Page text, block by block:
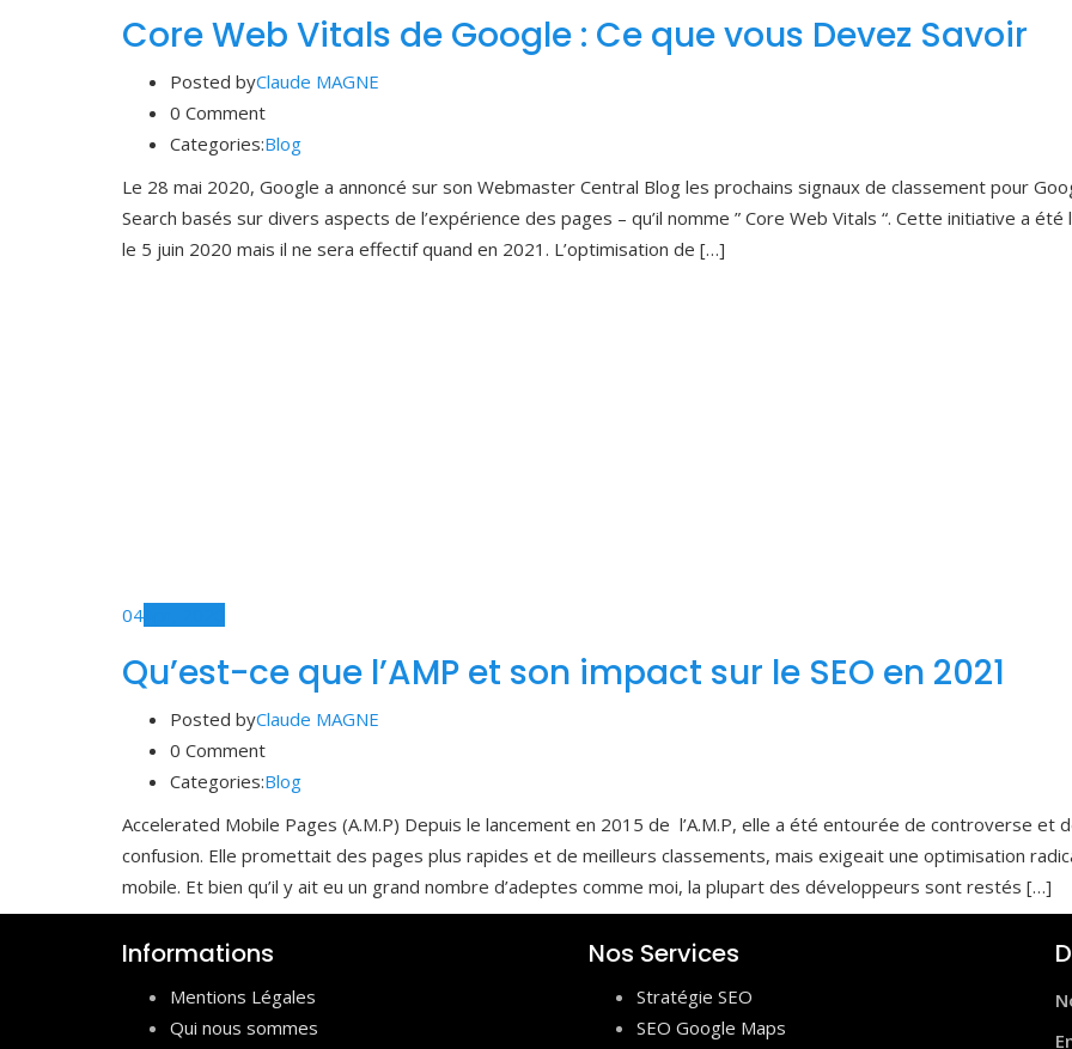
Core Web Vitals de Google : Ce que vous Devez Savoir
Posted byClaude MAGNE
0 Comment
Categories:Blog
Le 28 mai 2020, Google a annoncé sur son Webmaster Central Blog les prochains signaux de classement pour
Search basés sur divers aspects de l’expérience des pages – qu’il nomme ” Core Web Vitals “. Cette initiative a été
le 5 juin 2020 mais il ne sera effectif quand en 2021. L’optimisation de […]
04
Qu’est-ce que l’AMP et son impact sur le SEO en 2021
Posted byClaude MAGNE
0 Comment
Categories:Blog
Accelerated Mobile Pages (A.M.P) Depuis le lancement en 2015 de l’A.M.P, elle a été entourée de controverse et
confusion. Elle promettait des pages plus rapides et de meilleurs classements, mais exigeait une optimisation
mobile. Et bien qu’il y ait eu un grand nombre d’adeptes comme moi, la plupart des développeurs sont restés […]
Informations
Mentions Légales
Qui nous sommes
Nos Services
Stratégie SEO
SEO Google Maps